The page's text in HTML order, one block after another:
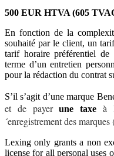
500 EUR HTVA (605
En fonction de la
souhaité par le client, un
tarif horaire préférentiel
terme d’un entretien
pour la rédaction du contrat
S’il s’agit d’une marque
et de payerune taxe
à
´enregistrement des marques
Lexing only grants a non
license for all personal uses